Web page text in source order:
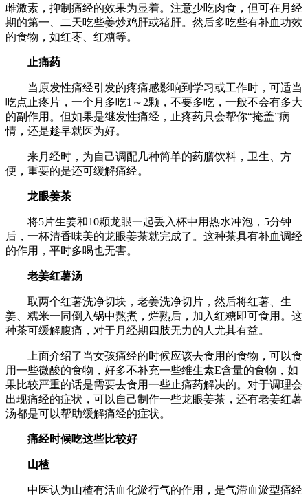
雌激素，抑制痛经的效果为显着。注意少吃肉食，但可在月经
期的第一、二天吃些姜炒鸡肝或猪肝。然后多吃些有补血功效
的食物，如红枣、红糖等。
止痛药
当原发性痛经引发的疼痛感影响到学习或工作时，可适当
吃点止疼片，一个月多吃1～2颗，不要多吃，一般不会有多大
的副作用。但如果是继发性痛经，止疼药只会帮你“掩盖”病
情，还是趁早就医为好。
来月经时，为自己调配几种简单的药膳饮料，卫生、方
便，重要的是还可缓解痛经。
龙眼姜茶
将5片生姜和10颗龙眼一起丢入杯中用热水冲泡，5分钟
后，一杯清香味美的龙眼姜茶就完成了。这种茶具有补血调经
的作用，平时多喝也无害。
老姜红薯汤
取两个红薯洗净切块，老姜洗净切片，然后将红薯、生
姜、糯米一同倒入锅中熬煮，烂熟后，加入红糖即可食用。这
种茶可缓解腹痛，对于月经期四肢无力的人尤其有益。
上面介绍了当女孩痛经的时候应该去食用的食物，可以食
用一些微酸的食物，好多不补充一些维生素E含量的食物，如
果比较严重的话是需要去食用一些止痛药解决的。对于调理会
出现痛经的症状，可以自己制作一些龙眼姜茶，还有老姜红薯
汤都是可以帮助缓解痛经的症状。
痛经时候吃这些比较好
山楂
中医认为山楂有活血化淤行气的作用，是气滞血淤型痛经